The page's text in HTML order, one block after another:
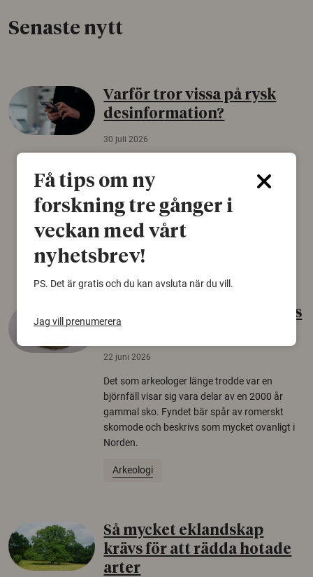
Senaste nytt
Varför tror vissa på rysk
desinformation?
30 juli 2026
konspirationsteorier är ofta mer mottagliga
för rysk desinformation. Det visar en studie
från Försvarshögskolan med deltagare i fyra
europeiska länder.
Säkerhetspolitik
Gammalt skinn var Sveriges
22 juni 2026
Det som arkeologer länge trodde var en
björnfäll visar sig vara delar av en 2000 år
gammal sko. Fyndet bär spår av romerskt
skomode och beskrivs som mycket ovanligt i
Norden.
Arkeologi
Så mycket eklandskap
krävs för att rädda hotade
arter
Få tips om ny
forskning tre gånger i
veckan med vårt
nyhetsbrev!
PS. Det är gratis och du kan avsluta när du vill.
Jag vill prenumerera